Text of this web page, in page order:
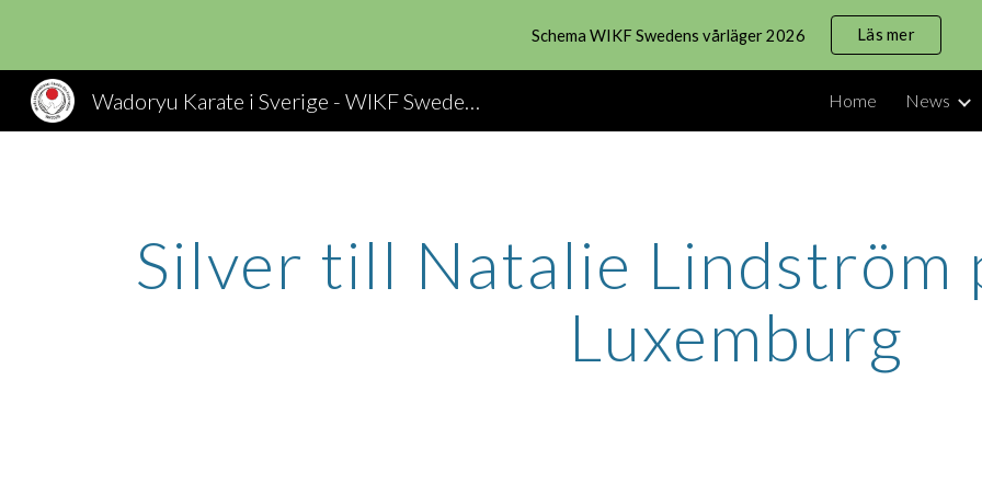
Skip to main content Skip to
Schema WIKF Swedens vårläger 2026 Läs mer
Wadoryu Karate i Sverige - WIKF Sweden, Wado Ryu Karate Home News
Silver till Natalie Lindström
Luxemburg